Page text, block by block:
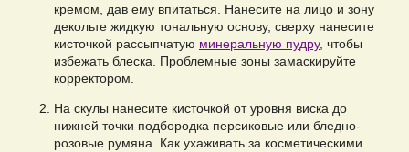
кремом, дав ему впитаться. Нанесите на лицо и зону
декольте жидкую тональную основу, сверху нанесите
кисточкой рассыпчатую минеральную пудру, чтобы
избежать блеска. Проблемные зоны замаскируйте
корректором.
На скулы нанесите кисточкой от уровня виска до
нижней точки подбородка персиковые или бледно-
розовые румяна. Как ухаживать за косметическими